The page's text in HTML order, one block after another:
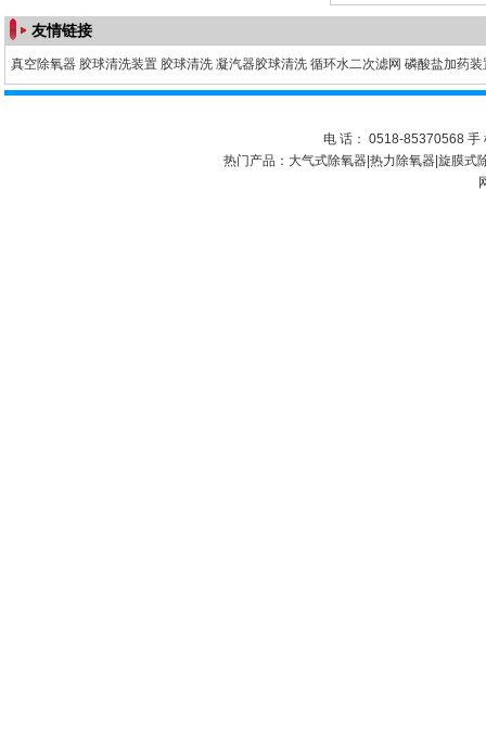
友情链接
真空除氧器 胶球清洗装置 胶球清洗 凝汽器胶球清洗 循环水二次滤网 磷酸盐加药装
电 话： 0518-85370568
热门产品： 大气式除氧器 热力除氧器 旋膜式